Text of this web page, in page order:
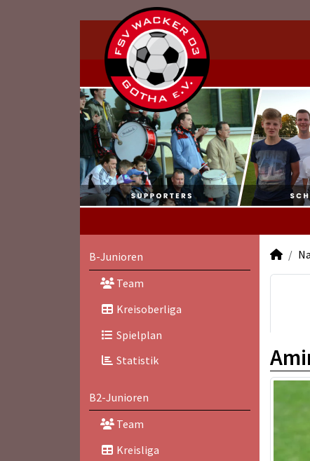
B-Junioren
Team
Kreisoberliga
Spielplan
Statistik
B2-Junioren
Team
Kreisliga